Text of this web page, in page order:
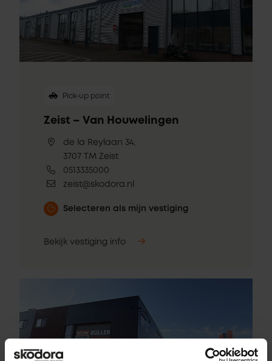
Pick-up point
Zeist – Van Houwelingen
de la Reylaan 34,
3707 TM Zeist
0513335000
zeist@skodora.nl
Selecteren als mijn vestiging
Bekijk vestiging info